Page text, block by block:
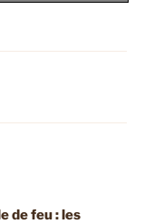
de feu : les